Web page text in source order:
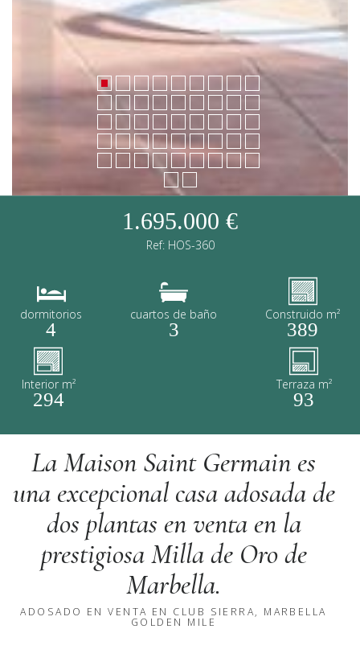
1.695.000 €
Ref: HOS-360
dormitorios
4
cuartos de baño
3
Construido m²
389
Interior m²
294
Terraza m²
93
La Maison Saint Germain es
una excepcional casa adosada de
dos plantas en venta en la
prestigiosa Milla de Oro de
Marbella.
ADOSADO EN VENTA EN CLUB SIERRA, MARBELLA
GOLDEN MILE